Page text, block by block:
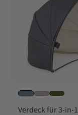
Verdeck für 3-in-1